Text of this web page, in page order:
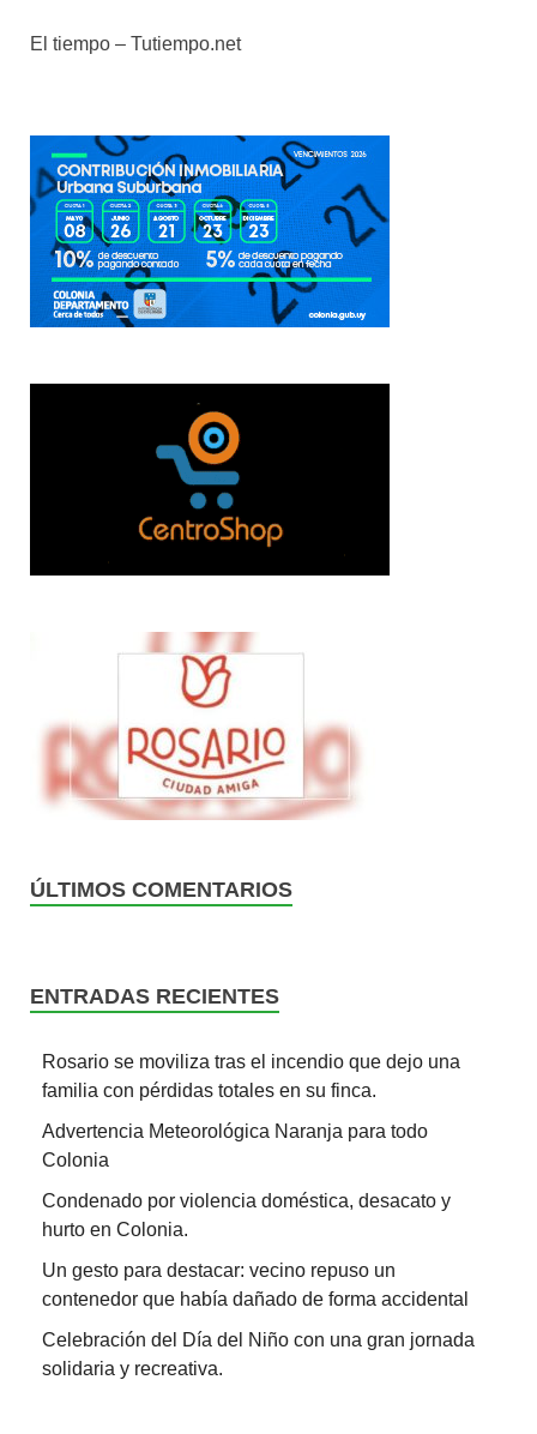
El tiempo – Tutiempo.net
ÚLTIMOS COMENTARIOS
ENTRADAS RECIENTES
Rosario se moviliza tras el incendio que dejo una
familia con pérdidas totales en su finca.
Advertencia Meteorológica Naranja para todo
Colonia
Condenado por violencia doméstica, desacato y
hurto en Colonia.
Un gesto para destacar: vecino repuso un
contenedor que había dañado de forma accidental
Celebración del Día del Niño con una gran jornada
solidaria y recreativa.